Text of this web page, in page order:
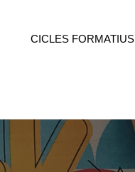
CICLES FORMATIUS